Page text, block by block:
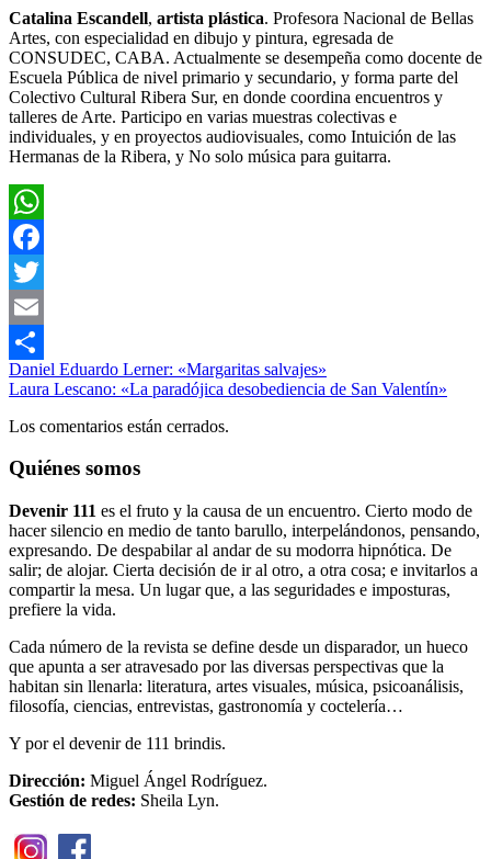
Catalina Escandell, artista plástica. Profesora Nacional de Bellas
Artes, con especialidad en dibujo y pintura, egresada de
CONSUDEC, CABA. Actualmente se desempeña como docente de
Escuela Pública de nivel primario y secundario, y forma parte del
Colectivo Cultural Ribera Sur, en donde coordina encuentros y
talleres de Arte. Participo en varias muestras colectivas e
individuales, y en proyectos audiovisuales, como Intuición de las
Hermanas de la Ribera, y No solo música para guitarra.
WhatsApp
Facebook
Twitter
Email
Compartir
Artes
Visuales
Navegación
de
entradas
Entrada
anterior:
Daniel Eduardo Lerner: «Margaritas salvajes»
Siguiente
Laura Lescano: «La paradójica desobediencia de San Valentín»
Los comentarios están cerrados.
Quiénes somos
Devenir 111 es el fruto y la causa de un encuentro. Cierto modo de
hacer silencio en medio de tanto barullo, interpelándonos, pensando,
expresando. De despabilar al andar de su modorra hipnótica. De
salir; de alojar. Cierta decisión de ir al otro, a otra cosa; e invitarlos a
compartir la mesa. Un lugar que, a las seguridades e imposturas,
prefiere la vida.
Cada número de la revista se define desde un disparador, un hueco
que apunta a ser atravesado por las diversas perspectivas que la
habitan sin llenarla: literatura, artes visuales, música, psicoanálisis,
filosofía, ciencias, entrevistas, gastronomía y coctelería…
Y por el devenir de 111 brindis.
Dirección: Miguel Ángel Rodríguez.
Gestión de redes: Sheila Lyn.